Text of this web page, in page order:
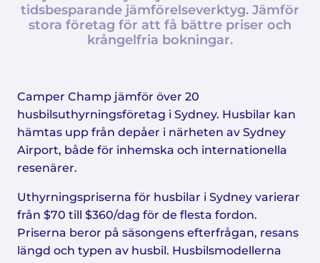
tidsbesparande jämförelseverktyg. Jämför
stora företag för att få bättre priser och
krångelfria bokningar.
Camper Champ jämför över 20
husbilsuthyrningsföretag i Sydney. Husbilar kan
hämtas upp från depåer i närheten av Sydney
Airport, både för inhemska och internationella
resenärer.
Uthyrningspriserna för husbilar i Sydney varierar
från $70 till $360/dag för de flesta fordon.
Priserna beror på säsongens efterfrågan, resans
längd och typen av husbil. Husbilsmodellerna